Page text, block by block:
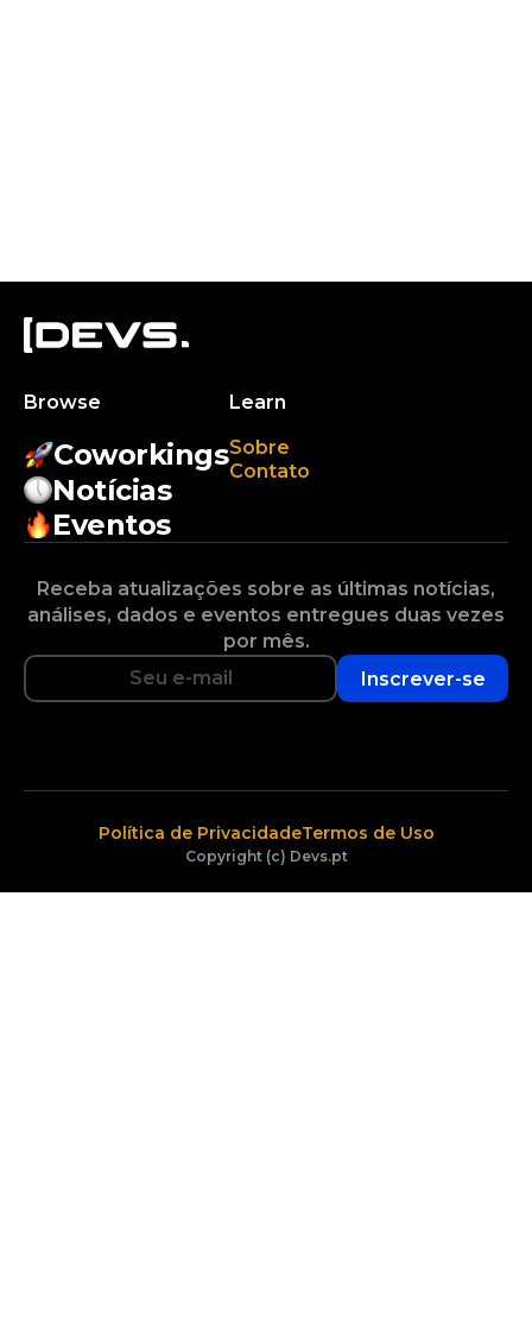
Browse
Coworkings
Notícias
Eventos
Learn
Sobre
Contato
Receba atualizações sobre as últimas notícias,
análises, dados e eventos entregues duas vezes
por mês.
Inscrever-se
Copyright (c) Devs.pt
Política de PrivacidadeTermos de Uso